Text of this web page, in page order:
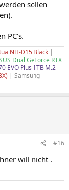
sollen
PC's.
NH-D15 Black |
Dual GeForce RTX
EVO Plus 1TB M.2 -
| Samsung
#16
will nicht .